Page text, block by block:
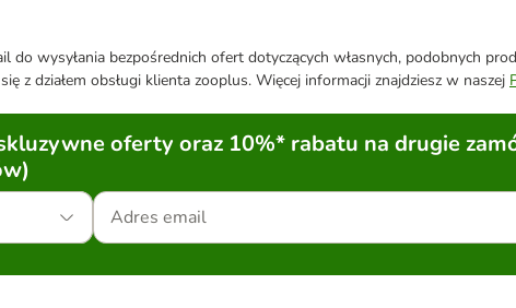
wysyłania bezpośrednich ofert dotyczących własnych, podobnych
z działem obsługi klienta zooplus. Więcej informacji znajdziesz w naszej
oferty oraz 10%* rabatu na drugie